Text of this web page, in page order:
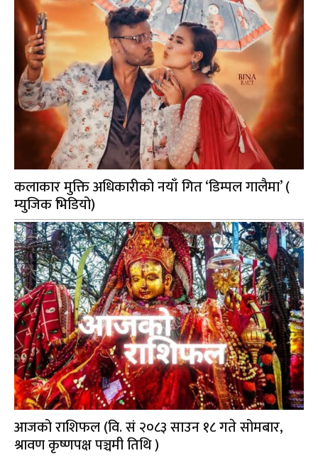
कलाकार मुक्ति अधिकारीको नयाँ गित ‘डिम्पल गालैमा’ (
म्युजिक भिडियो)
आजको राशिफल (वि. सं २०८३ साउन १८ गते सोमबार,
श्रावण कृष्णपक्ष पञ्चमी तिथि )